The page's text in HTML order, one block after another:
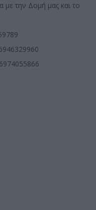
με την Δομή μας και το